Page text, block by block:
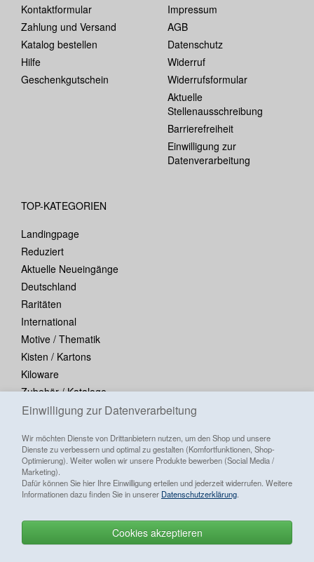
Einwilligung zur Datenverarbeitung
Wir möchten Dienste von Drittanbietern nutzen, um den Shop und unsere
Dienste zu verbessern und optimal zu gestalten (Komfortfunktionen, Shop-
Optimierung). Weiter wollen wir unsere Produkte bewerben (Social Media /
Marketing).
Dafür können Sie hier Ihre Einwilligung erteilen und jederzeit widerrufen. Weitere
Informationen dazu finden Sie in unserer Datenschutzerklärung
Cookies akzeptieren
Kontaktformular
Zahlung und Versand
Katalog bestellen
Hilfe
Geschenkgutschein
Impressum
AGB
Datenschutz
Widerruf
Widerrufsformular
Aktuelle
Stellenausschreibung
Barrierefreiheit
Einwilligung zur
Datenverarbeitung
TOP-KATEGORIEN
Landingpage
Reduziert
Aktuelle Neueingänge
Deutschland
Raritäten
International
Motive / Thematik
Kisten / Kartons
Kiloware
Zubehör / Kataloge
Blocks / Kleinbogen
Alle Preise inkl. ges. MwSt./ zzgl.Versandkosten